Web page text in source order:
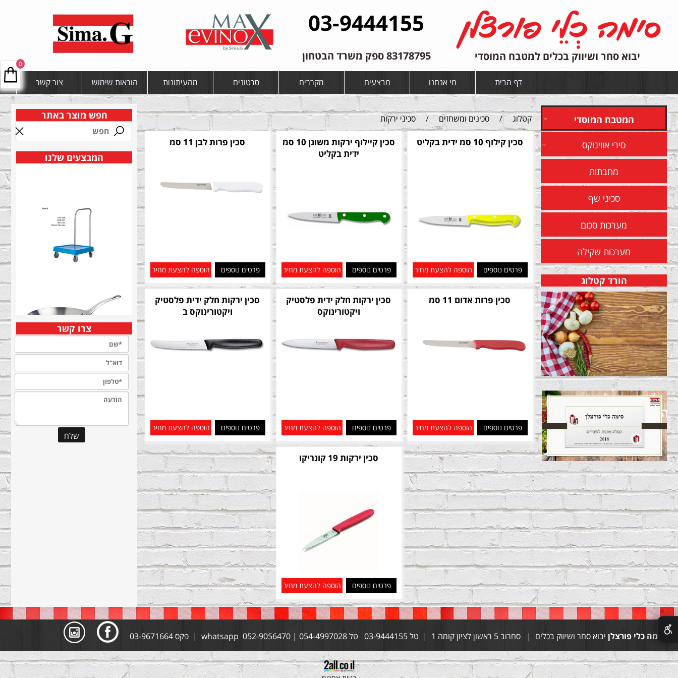
יבוא סחר ושיווק בכלים למטבח המוסדי
03-9444155
83178795 ספק משרד הבטחון
דף הבית מי אנחנו מבצעים מקררים סרטונים מהעיתונות הוראות שימוש צור קשר
המטבח המוסדי
סירי אווינוקס
מחבתות
סכיני שף
מערכות סכום
מערכות שקילה
הורד קטלוג
קטלוג / סכינים ומשחזים / סכיני ירקות
0
סכין קילוף 10 סמ ידית בקליט
פרטים נוספים הוספה להצעת מחיר
סכין קיילוף ירקות משונן 10 סמ
ידית בקליט
פרטים נוספים הוספה להצעת מחיר
סכין פרות לבן 11 סמ
פרטים נוספים הוספה להצעת מחיר
סכין פרות אדום 11 סמ
פרטים נוספים הוספה להצעת מחיר
סכין ירקות חלק ידית פלסטיק
ויקטורינוקס
פרטים נוספים הוספה להצעת מחיר
סכין ירקות חלק ידית פלסטיק
ויקטורינוקס ב
פרטים נוספים הוספה להצעת מחיר
סכין ירקות 19 קונריקו
פרטים נוספים הוספה להצעת מחיר
חפש מוצר באתר
המבצעים שלנו
צרו קשר
סימה כלי פורצלן יבוא סחר ושיווק בכלים | סחרוב 5 ראשון לציון קומה 1 | טל 03-9444155 טל 054-4997028 | whatsapp 052-9056470 | פקס 03-9671664
✕